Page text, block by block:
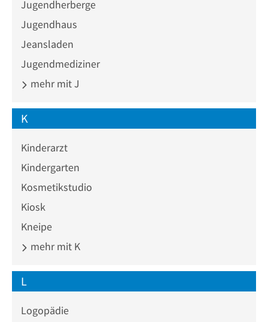
Jugendherberge
Jugendhaus
Jeansladen
Jugendmediziner
mehr mit J
K
Kinderarzt
Kindergarten
Kosmetikstudio
Kiosk
Kneipe
mehr mit K
L
Logopädie